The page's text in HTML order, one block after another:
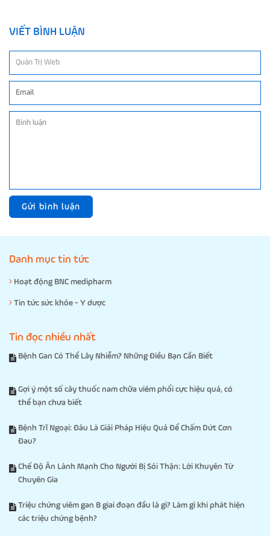
VIẾT BÌNH LUẬN
Gửi bình luận
Danh mục tin tức
Hoạt động BNC medipharm
Tin tức sức khỏe - Y dược
Tin đọc nhiều nhất
Bệnh Gan Có Thể Lây Nhiễm? Những Điều Bạn Cần Biết
Gợi ý một số cây thuốc nam chữa viêm phổi cực hiệu quả, có
thể bạn chưa biết
Bệnh Trĩ Ngoại: Đâu Là Giải Pháp Hiệu Quả Để Chấm Dứt Cơn
Đau?
Chế Độ Ăn Lành Mạnh Cho Người Bị Sỏi Thận: Lời Khuyên Từ
Chuyên Gia
Triệu chứng viêm gan B giai đoạn đầu là gì? Làm gì khi phát hiện
các triệu chứng bệnh?